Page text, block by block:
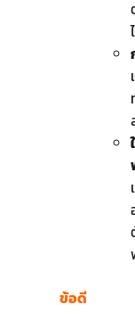
ข้อดี